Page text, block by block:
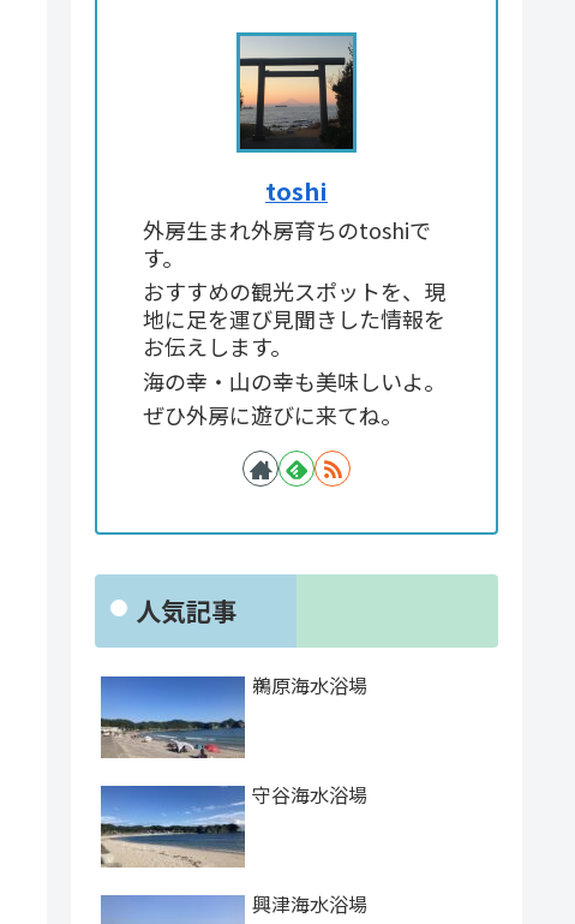
toshi
外房生まれ外房育ちのtoshiで
す。
おすすめの観光スポットを、現
地に足を運び見聞きした情報を
お伝えします。
海の幸・山の幸も美味しいよ。
ぜひ外房に遊びに来てね。
人気記事
鵜原海水浴場
守谷海水浴場
興津海水浴場